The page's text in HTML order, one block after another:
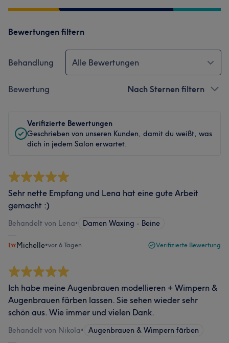
Bewertungen filtern
Behandlung Alle Bewertungen
Bewertung Nach Sternen filtern
Verifizierte Bewertungen
Geschrieben von unseren Kunden, damit du weißt, was
dich in jedem Salon erwartet.
Sehr nette Empfang und Lena hat eine gute Arbeit
gemacht :)
Behandelt von Lena• Damen Waxing - Beine
Michelle•vor 6 Tagen Verifizierte Bewertung
Ich habe meine Augenbrauen modellieren + Wimpern &
Augenbrauen färben lassen. Sie sehen wieder sehr
schön aus. Wie immer und vielen Dank.
Behandelt von Nikola• Augenbrauen & Wimpern färben